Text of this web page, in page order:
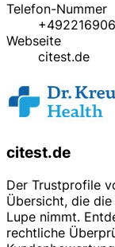
Telefon-Nummer
Webseite
citest.de
citest.de
Der Trustprofile
Übersicht, die
Lupe nimmt.
rechtliche